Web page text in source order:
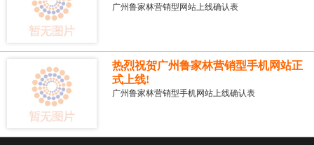
广州鲁家林营销型网站上线确认表
热烈祝贺广州鲁家林营销型手机网站正
式上线!
广州鲁家林营销型手机网站上线确认表